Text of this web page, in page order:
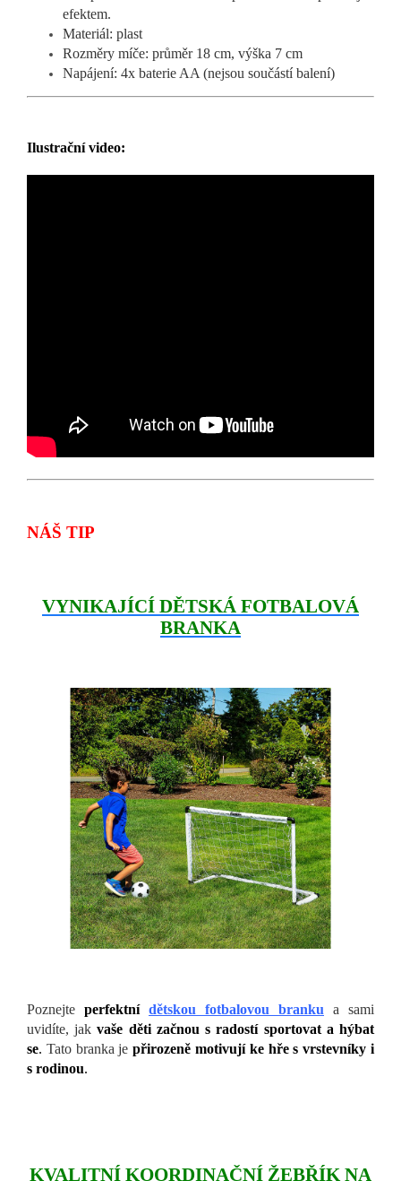
efektem.
Materiál: plast
Rozměry míče: průměr 18 cm, výška 7 cm
Napájení: 4x baterie AA (nejsou součástí balení)
Ilustrační video:
NÁŠ TIP
VYNIKAJÍCÍ DĚTSKÁ FOTBALOVÁ
BRANKA
Poznejte perfektní dětskou fotbalovou branku a sami
uvidíte, jakvaše děti začnou s radostí sportovat a hýbat
se. Tato branka jepřirozeně motivují ke hře s vrstevníky i
s rodinou.
KVALITNÍ KOORDINAČNÍ ŽEBŘÍK NA